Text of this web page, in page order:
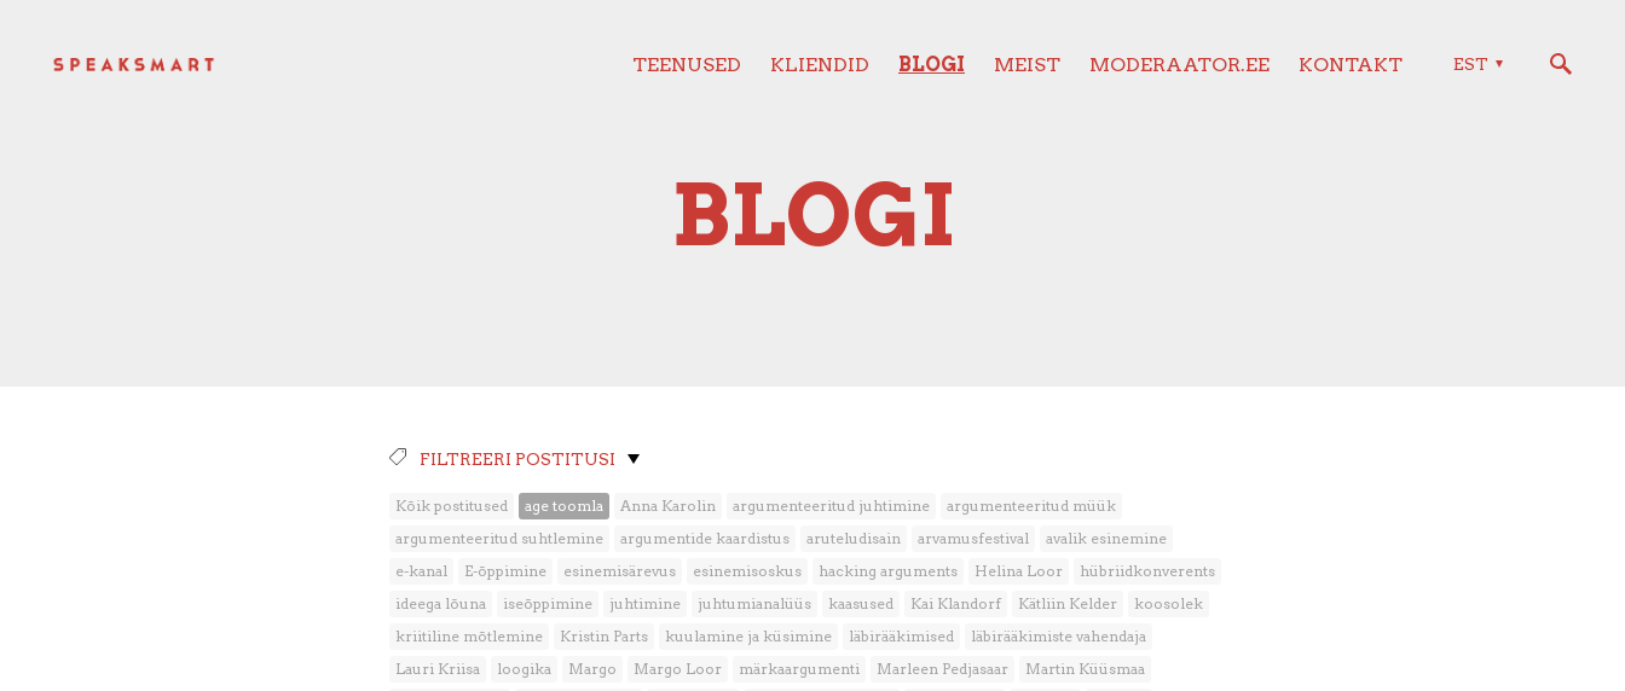
TEENUSED KLIENDID BLOGI MEIST MODERAATOR.EE KONTAKT EST
BLOGI
FILTREERI POSTITUSI
Kõik postitused age toomla Anna Karolin argumenteeritud juhtimine
argumenteeritud müük
argumenteeritud suhtlemine
argumentide kaardistus aruteludisain arvamusfestival
avalik esinemine
e-kanal
E-õppimine esinemisärevus esinemisoskus hacking arguments Helina Loor
hübriidkonverents
ideega lõuna
iseõppimine juhtimine juhtumianalüüs kaasused Kai Klandorf Kätliin Kelder
koosolek
kriitiline mõtlemine
Kristin Parts kuulamine ja küsimine läbirääkimised
läbirääkimiste vahendaja
Lauri Kriisa
loogika Margo Margo Loor märkaargumenti Marleen Pedjasaar
Martin Küüsmaa